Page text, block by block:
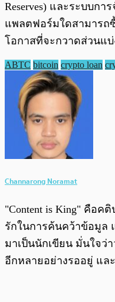
Reserves) และระบบก
แพลตฟอร์มใดสามารถ
โอกาสที่จะกวาดส่วนแ
ABTC bitcoin crypto loan
Channarong Noramat
"Content is King" คือค
รักในการค้นคว้าข้อมูล
มาเป็นนักเขียน มั่นใจว่
อีกหลายอย่างรออยู่ แล